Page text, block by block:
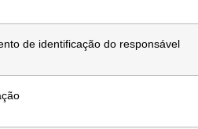
de identificação do responsável